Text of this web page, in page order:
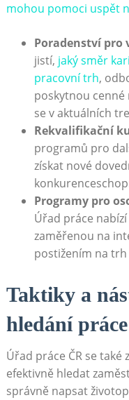
mohou pomoci uspět
Poradenství pro
jistí, jaký směr
pracovní trh,
poskytnou
se v aktuálních
Rekvalifikační
programů pro
získat nové
Programy pro
Úřad práce
zaměřenou na
postižením na trh
Taktiky a
hledání práce
Úřad práce ČR se
efektivně hledat
správně napsat